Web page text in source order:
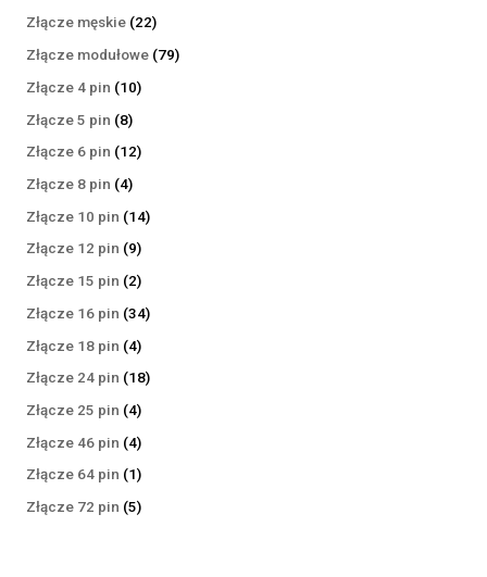
Złącze męskie 2222
produkty
Złącze modułowe 7979
Złącze 4 pin 1010
Złącze 5 pin 88
produktów
Złącze 6 pin 1212
Złącze 8 pin 44
produkty
Złącze 10 pin 1414
Złącze 12 pin 99
produktów
Złącze 15 pin 22
produkty
Złącze 16 pin 3434
Złącze 18 pin 44
produkty
Złącze 24 pin 1818
Złącze 25 pin 44
produkty
Złącze 46 pin 44
produkty
Złącze 64 pin 11
produkt
Złącze 72 pin 55